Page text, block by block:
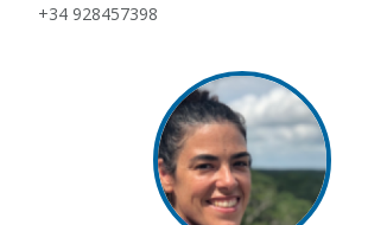
+34 928457398